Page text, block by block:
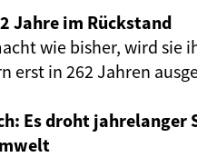
Jahre im Rückstand
wie bisher, wird sie
erst in 262 Jahren
Es droht jahrelanger